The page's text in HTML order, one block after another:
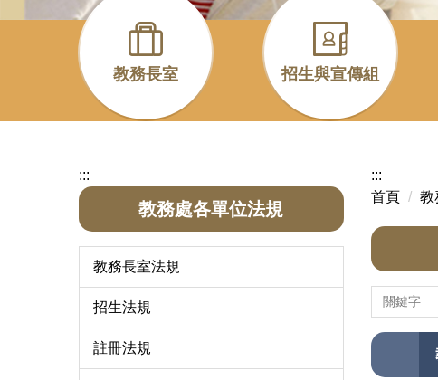
教務長室 招生與宣傳組
:::
教務處各單位法規
教務長室法規
招生法規
註冊法規
:::
首頁
教